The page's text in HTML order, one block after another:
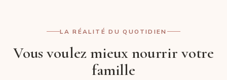
LA RÉALITÉ DU QUOTIDIEN
Vous voulez mieux nourrir votre
famille